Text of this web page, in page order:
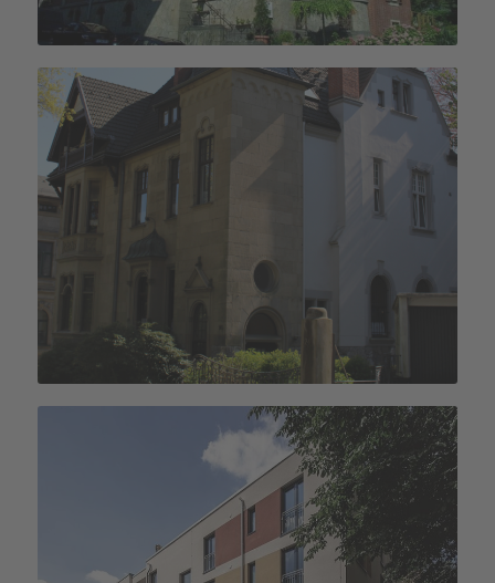
Haus Columban
Haus Ostara